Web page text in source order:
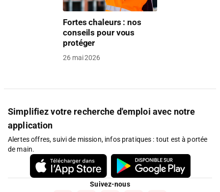
Fortes chaleurs : nos
conseils pour vous
protéger
26 mai 2026